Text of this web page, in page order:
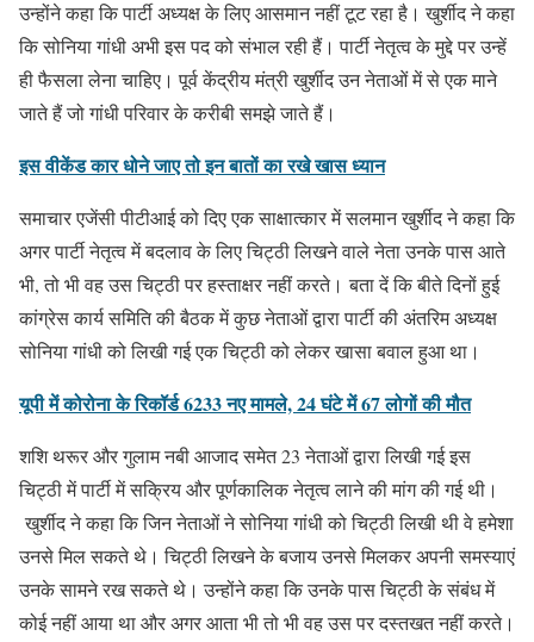
उन्होंने कहा कि पार्टी अध्यक्ष के लिए आसमान नहीं टूट रहा है। खुर्शीद ने कहा
कि सोनिया गांधी अभी इस पद को संभाल रही हैं। पार्टी नेतृत्व के मुद्दे पर उन्हें
ही फैसला लेना चाहिए। पूर्व केंद्रीय मंत्री खुर्शीद उन नेताओं में से एक माने
जाते हैं जो गांधी परिवार के करीबी समझे जाते हैं।
इस वीकेंड कार धोने जाए तो इन बातों का रखे खास ध्यान
समाचार एजेंसी पीटीआई को दिए एक साक्षात्कार में सलमान खुर्शीद ने कहा कि
अगर पार्टी नेतृत्व में बदलाव के लिए चिट्ठी लिखने वाले नेता उनके पास आते
भी, तो भी वह उस चिट्ठी पर हस्ताक्षर नहीं करते। बता दें कि बीते दिनों हुई
कांग्रेस कार्य समिति की बैठक में कुछ नेताओं द्वारा पार्टी की अंतरिम अध्यक्ष
सोनिया गांधी को लिखी गई एक चिट्ठी को लेकर खासा बवाल हुआ था।
यूपी में कोरोना के रिकॉर्ड 6233 नए मामले, 24 घंटे में 67 लोगों की मौत
शशि थरूर और गुलाम नबी आजाद समेत 23 नेताओं द्वारा लिखी गई इस
चिट्ठी में पार्टी में सक्रिय और पूर्णकालिक नेतृत्व लाने की मांग की गई थी।
खुर्शीद ने कहा कि जिन नेताओं ने सोनिया गांधी को चिट्ठी लिखी थी वे हमेशा
उनसे मिल सकते थे। चिट्ठी लिखने के बजाय उनसे मिलकर अपनी समस्याएं
उनके सामने रख सकते थे। उन्होंने कहा कि उनके पास चिट्ठी के संबंध में
कोई नहीं आया था और अगर आता भी तो भी वह उस पर दस्तखत नहीं करते।